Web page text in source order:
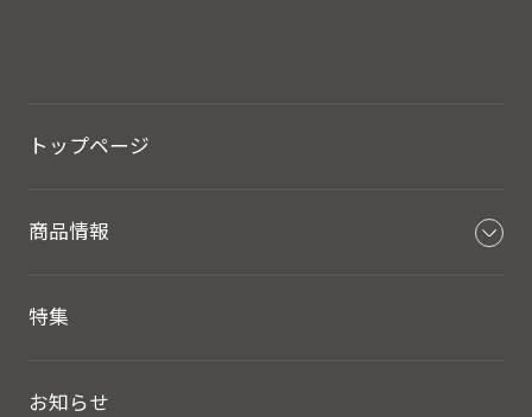
トップページ
商品情報
特集
お知らせ